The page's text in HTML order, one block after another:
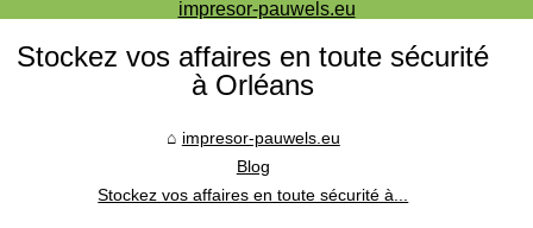
Stockez vos affaires en toute sécurité
à Orléans
impresor-pauwels.eu
Blog
Stockez vos affaires en toute sécurité à...
impresor-pauwels.eu